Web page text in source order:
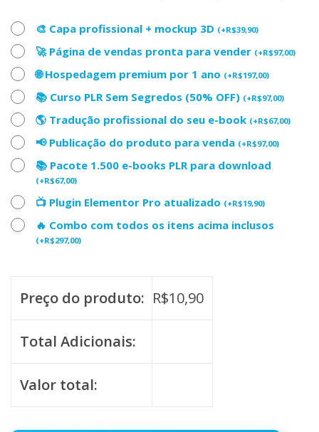
🎨 Capa profissional + mockup 3D (+R$39,90)
🚀 Página de vendas pronta para vender (+R$97,00)
🌐 Hospedagem premium por 1 ano (+R$197,00)
📚 Curso PLR Sem Segredos (50% OFF) (+R$97,00)
🌎 Tradução profissional do seu e-book (+R$67,00)
📢 Publicação do produto para venda (+R$97,00)
📚 Pacote 1.500 e-books PLR para download
(+R$67,00)
📺 Plugin Elementor Pro atualizado (+R$19,90)
🔥 Combo com todos os itens acima inclusos
(+R$297,00)
Preço do produto: R$10,90
Total Adicionais:
Valor total: